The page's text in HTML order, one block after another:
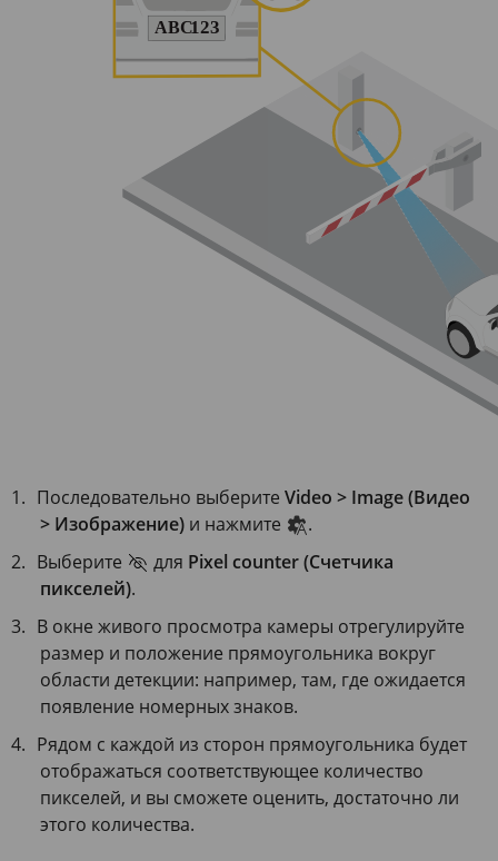
Последовательно выберитеVideo > Image (Видео
> Изображение) и нажмите
.
Выберите
для Pixel counter (Счетчика
пикселей).
В окне живого просмотра камеры отрегулируйте
размер и положение прямоугольника вокруг
области детекции: например, там, где ожидается
появление номерных знаков.
Рядом с каждой из сторон прямоугольника будет
отображаться соответствующее количество
пикселей, и вы сможете оценить, достаточно ли
этого количества.